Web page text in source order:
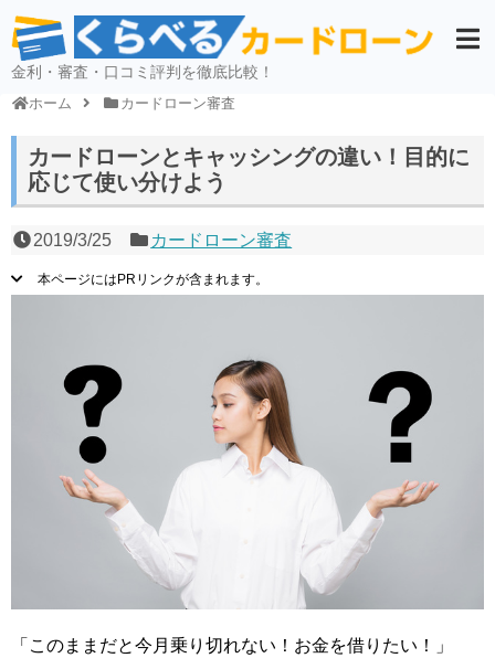
金利・審査・口コミ評判を徹底比較！
ホーム カードローン審査
カードローンとキャッシングの違い！目的に
応じて使い分けよう
2019/3/25 カードローン審査
本ページにはPRリンクが含まれます。
「このままだと今月乗り切れない！お金を借りたい！」